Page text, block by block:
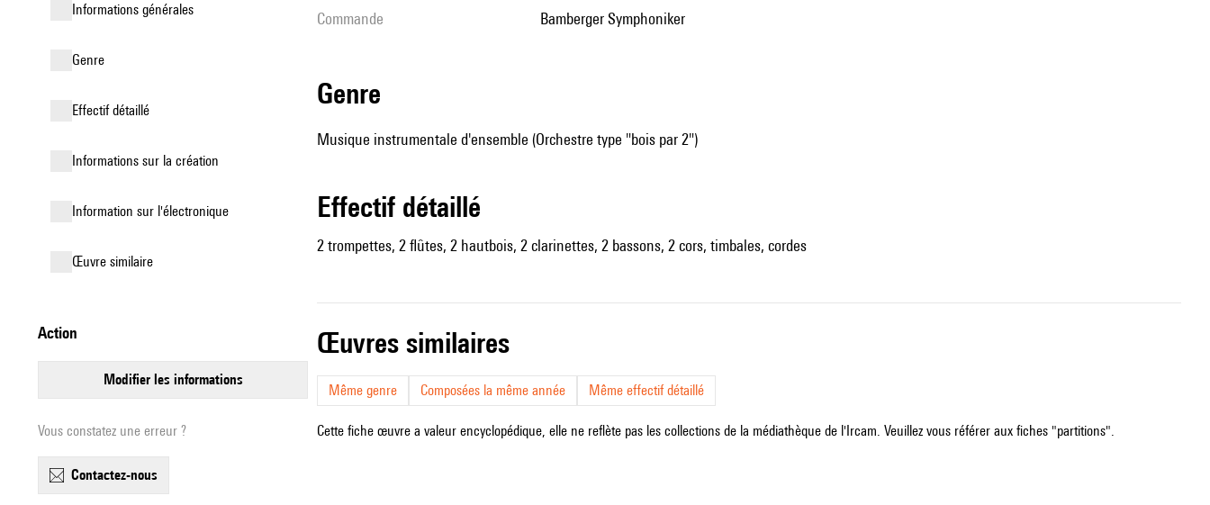
informations générales
genre
effectif détaillé
informations sur la création
Information sur l'électronique
œuvre similaire
action
modifier les informations
Vous constatez une erreur ?
contactez-nous
Commande Bamberger Symphoniker
genre
Musique instrumentale d'ensemble (Orchestre type "bois par 2")
effectif détaillé
2 trompettes, 2 flûtes, 2 hautbois, 2 clarinettes, 2 bassons, 2 cors, timbales, cordes
œuvres similaires
Même genre Composées la même année Même effectif détaillé
Cette fiche œuvre a valeur encyclopédique, elle ne reflète pas les collections de la médiathèque de l'Ircam. Veuillez vous référer aux fiches "partitions".